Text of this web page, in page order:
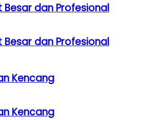
Besar dan Profesional
Kencang
Besar dan Profesional
Kencang